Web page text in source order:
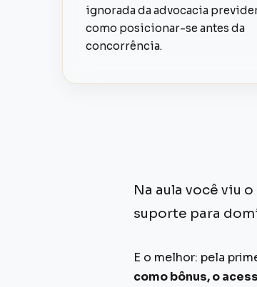
ignorada da advocacia
como posicionar-se antes da
concorrência.
Na aula você viu
suporte para
E o melhor: pela
como bônus, o